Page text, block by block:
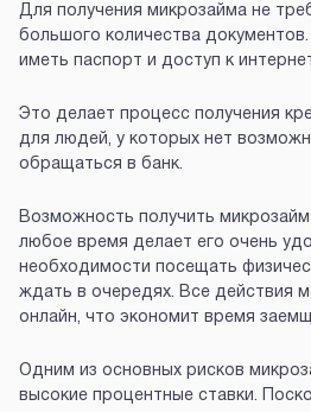
Для получения микрозайма не
большого количества
иметь паспорт и доступ к
Это делает процесс получения
для людей, у которых нет
обращаться в банк.
Возможность получить
любое время делает его очень
необходимости посещать
ждать в очередях. Все действия
онлайн, что экономит время
Одним из основных рисков
высокие процентные ставки.